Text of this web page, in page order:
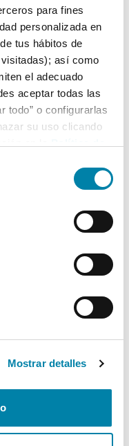
para fines
personalizada en
tus hábitos de
así como
el adecuado
aceptar todas las
todo” o configurarlas
su uso clicando
Mostrar detalles